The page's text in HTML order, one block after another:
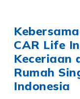
CAR Life
Keceriaan
Rumah
Indonesia